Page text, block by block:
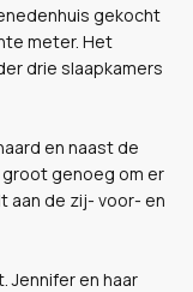
gekocht
meter. Het
drie slaapkamers
en naast de
groot genoeg om er
aan de zij- voor- en
Jennifer en haar